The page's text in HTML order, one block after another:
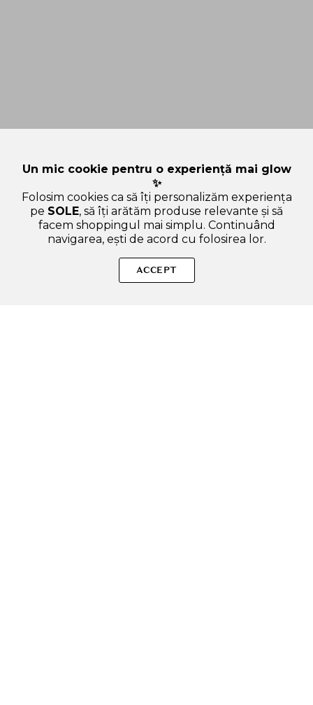
ProPearl Super Cool Mint - pasta de dinti formulata cu
ingrediente active si particule microfine, care contribuie la
Un mic cookie pentru o experiență mai glow
✨
Folosim cookies ca să îți personalizăm experiența
pe SOLE, să îți arătăm produse relevante și să
facem shoppingul mai simplu. Continuând
navigarea, ești de acord cu folosirea lor.
ACCEPT